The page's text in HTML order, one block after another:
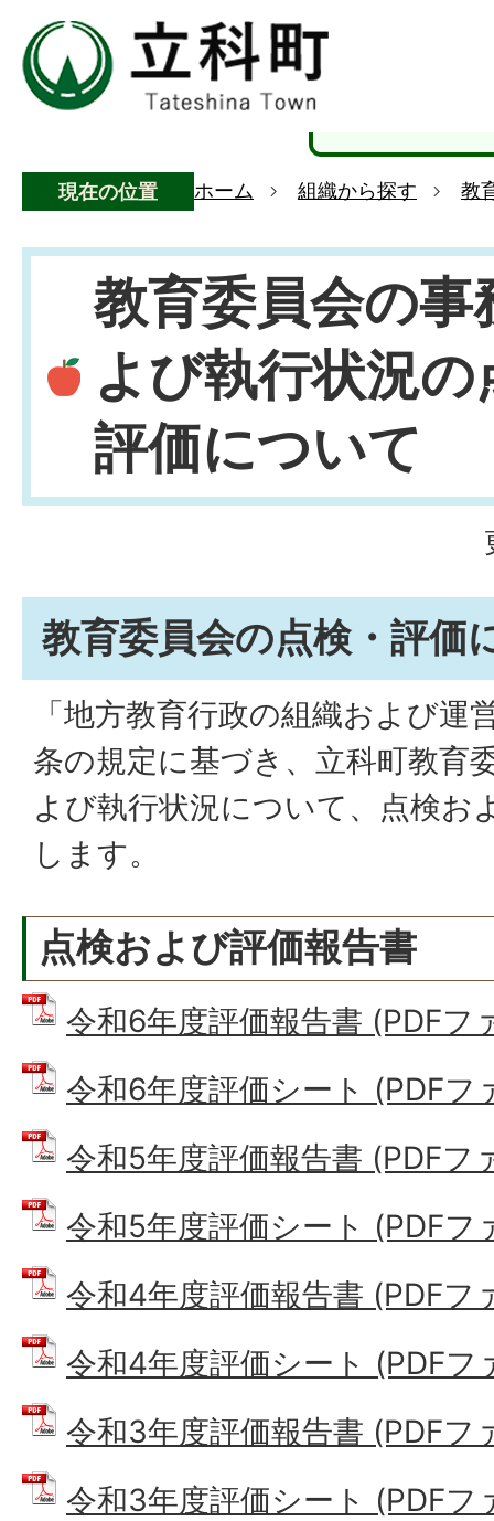
現在の位置 ホーム 組織から探す 教
教育委員会の事
よび執行状況
評価について
教育委員会の点検・評価
「地方教育行政の組織および運
条の規定に基づき、立科町教育
よび執行状況について、点検お
します。
点検および評価報告書
令和6年度評価報告書 (PDFフ
令和6年度評価シート (PDF
令和5年度評価報告書 (PDFフ
令和5年度評価シート (PDFフ
令和4年度評価報告書 (PDFフ
令和4年度評価シート (PDF
令和3年度評価報告書 (PDFフ
令和3年度評価シート (PDF